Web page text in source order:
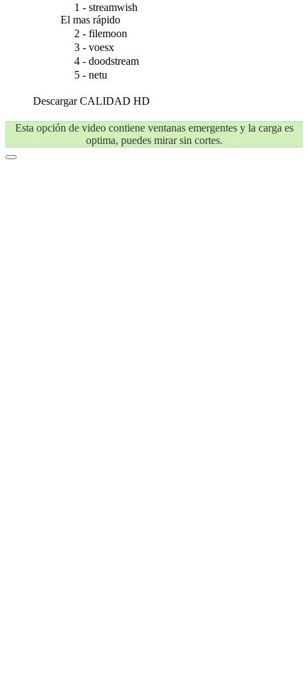
1 - streamwish
El mas rápido
2 - filemoon
3 - voesx
4 - doodstream
5 - netu
DescargarCALIDAD HD
Esta opción de video contiene ventanas emergentes y la carga es
optima, puedes mirar sin cortes.